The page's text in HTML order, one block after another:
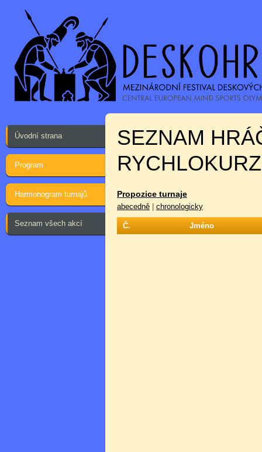
Úvodní strana
Program
Harmonogram turnajů
Seznam všech akcí
SEZNAM
Propozice turnaje
abecedně chronologicky
Č. Jméno